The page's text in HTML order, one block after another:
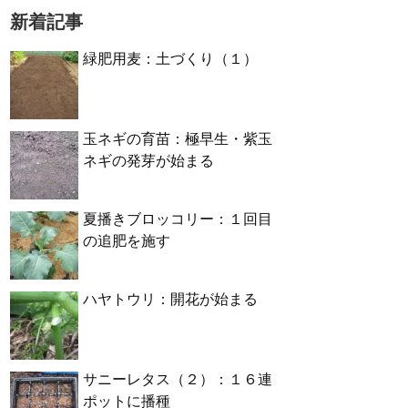
新着記事
緑肥用麦：土づくり（１）
玉ネギの育苗：極早生・紫玉
ネギの発芽が始まる
夏播きブロッコリー：１回目
の追肥を施す
ハヤトウリ：開花が始まる
サニーレタス（２）：１６連
ポットに播種